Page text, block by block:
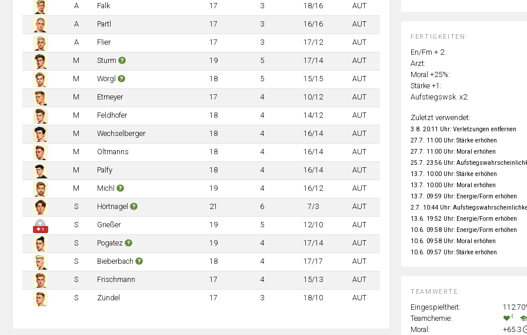
A Falk 17 3 18/16 AUT
A Partl 17 3 16/16 AUT
A Flier 17 3 17/12 AUT
M Sturm 19 5 17/14 AUT
M Wörgl 18 5 15/15 AUT
M Etmeyer 17 4 10/12 AUT
M Feldhofer 18 4 14/12 AUT
M Wechselberger 18 4 16/14 AUT
M Oltmanns 18 4 16/14 AUT
M Palfy 18 4 16/14 AUT
M Michl 19 4 16/12 AUT
S Hörtnagel 21 6 7/3 AUT
✚ 1
S Grießer 19 5 12/10 AUT
S Pogatez 19 4 17/14 AUT
S Bieberbach 18 4 17/17 AUT
S Frischmann 17 4 15/13 AUT
S Zündel 17 3 18/10 AUT
TEAMWERTE:
Eingespieltheit:
Teamchemie:
4
Moral:
+65.3
FERTIGKEITEN:
En/Fm + 2:
Arzt:
Moral +25%:
Stärke +1:
Aufstiegswsk. x2:
Zuletzt verwendet:
3.8. 20:11 Uhr: Verletzungen entfernen
27.7. 11:00 Uhr: Stärke erhöhen
27.7. 11:00 Uhr: Moral erhöhen
25.7. 23:56 Uhr:
13.7. 10:00 Uhr: Stärke erhöhen
13.7. 10:00 Uhr: Moral erhöhen
13.7. 09:59 Uhr: Energie/Form erhöhen
2.7. 10:44 Uhr:
13.6. 19:52 Uhr: Energie/Form erhöhen
10.6. 09:58 Uhr: Energie/Form erhöhen
10.6. 09:58 Uhr: Moral erhöhen
10.6. 09:57 Uhr: Stärke erhöhen